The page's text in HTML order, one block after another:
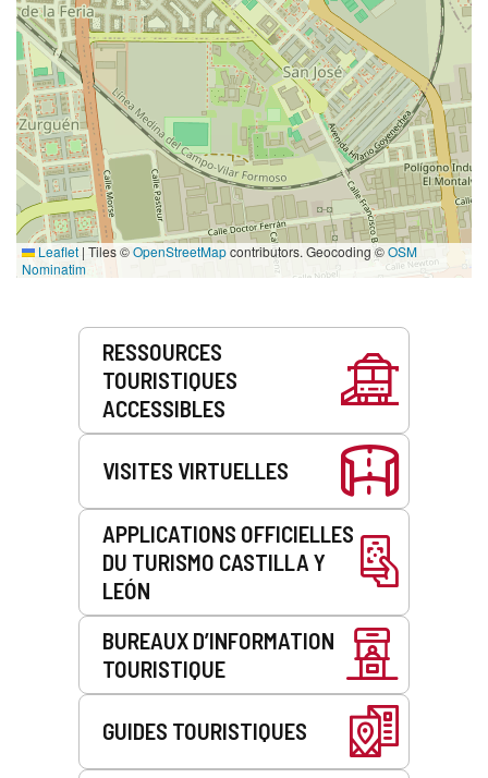
Leaflet | Tiles ©OpenStreetMapcontributors. Geocoding ©OSM
Nominatim
Prestations
RESSOURCES
TOURISTIQUES
ACCESSIBLES
VISITES VIRTUELLES
APPLICATIONS OFFICIELLES
DU TURISMO CASTILLA Y
LEÓN
BUREAUX D’INFORMATION
TOURISTIQUE
GUIDES TOURISTIQUES